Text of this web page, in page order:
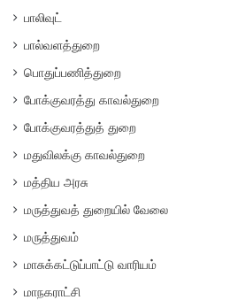
பாலிவுட்
பால்வளத்துறை
பொதுப்பணித்துறை
போக்குவரத்து காவல்துறை
போக்குவரத்துத் துறை
மதுவிலக்கு காவல்துறை
மத்திய அரசு
மருத்துவத் துறையில் வேலை
மருத்துவம்
மாசுக்கட்டுப்பாட்டு வாரியம்
மாநகராட்சி